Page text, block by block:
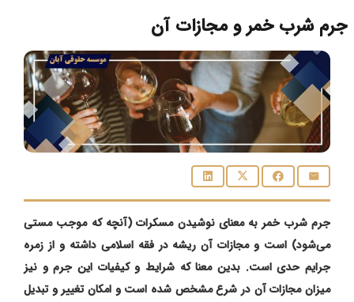
جرم شرب‌ خمر و مجازات آن
جرم شرب خمر به معنای نوشیدن مسکرات (آنچه که موجب مستی
می‌شود) است و مجازات آن ریشه در فقه اسلامی داشته و از زمره
جرایم حدی است. بدین معنا که شرایط و کیفیات این جرم و نیز
میزان مجازات آن در شرع مشخص شده است و امکان تغییر و تبدیل